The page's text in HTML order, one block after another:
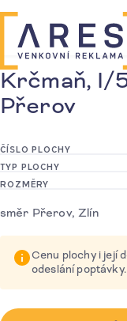
Krčmaň, I/
Přerov
ČÍSLO PLOCHY
TYP PLOCHY
ROZMĚRY
směr Přerov, Zlín
Cenu plochy i její
odeslání poptávky.